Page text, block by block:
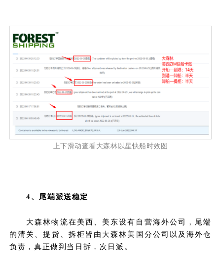
上下滑动查看大森林以星快船时效图
4、尾端派送稳定
大森林物流在美西、美东设有自营海外公司，尾端
的清关、提货、拆柜皆由大森林美国分公司以及海外仓
负责，真正做到当日拆，次日派。